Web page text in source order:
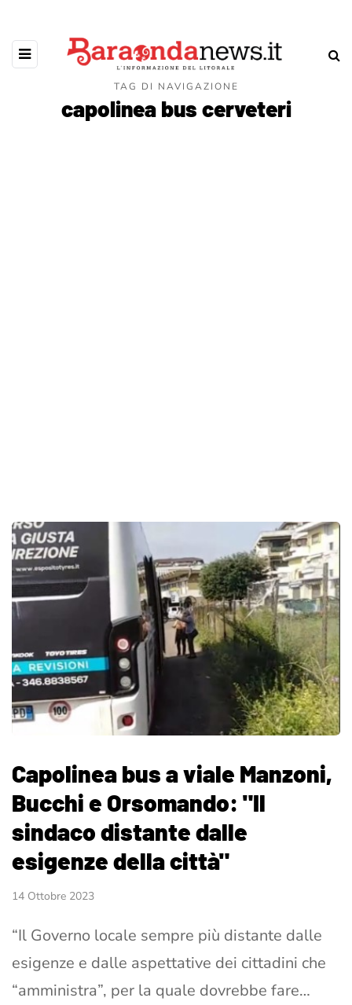
TAG DI NAVIGAZIONE
capolinea bus cerveteri
Capolinea bus a viale Manzoni,
Bucchi e Orsomando: "Il
sindaco distante dalle
esigenze della città"
14 Ottobre 2023
“Il Governo locale sempre più distante dalle
esigenze e dalle aspettative dei cittadini che
“amministra”, per la quale dovrebbe fare…